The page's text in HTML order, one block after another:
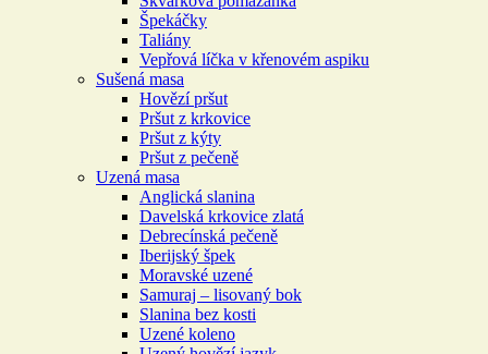
Špekáčky
Taliány
Vepřová líčka v křenovém aspiku
Sušená masa
Hovězí pršut
Pršut z krkovice
Pršut z kýty
Pršut z pečeně
Uzená masa
Anglická slanina
Davelská krkovice zlatá
Debrecínská pečeně
Iberijský špek
Moravské uzené
Samuraj – lisovaný bok
Slanina bez kosti
Uzené koleno